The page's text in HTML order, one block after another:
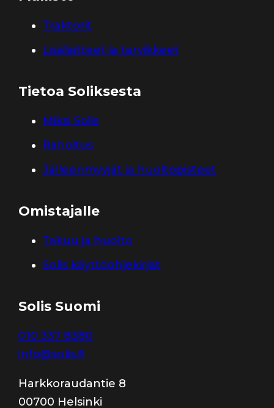
Traktorit
Lisälaitteet ja tarvikkeet
Tietoa Soliksesta
Miksi Solis
Rahoitus
Jälleenmyyjät ja huoltopisteet
Omistajalle
Takuu ja huolto
Solis käyttöohjekirjat
Solis Suomi
010 337 8380
info@solis.fi
Harkkoraudantie 8
00700 Helsinki